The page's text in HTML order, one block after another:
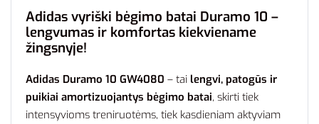
Adidas vyriški bėgimo batai Duramo 10 –
lengvumas ir komfortas kiekviename
žingsnyje!
Adidas Duramo 10 GW4080 – tai lengvi, patogūs ir
puikiai amortizuojantys bėgimo batai, skirti tiek
intensyvioms treniruotėms, tiek kasdieniam aktyviam